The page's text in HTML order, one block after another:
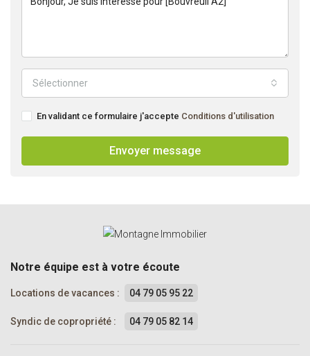
Sélectionner
En validant ce formulaire j'accepte Conditions d'utilisation
Envoyer message
Notre équipe est à votre écoute
Locations de vacances : 04 79 05 95 22
Syndic de copropriété : 04 79 05 82 14